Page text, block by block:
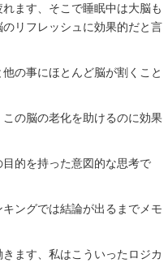
ます、そこで睡眠中は大脳も
リフレッシュに効果的だと言
の事にほとんど脳が割くこと
の脳の老化を助けるのに効果
的を持った意図的な思考で
ングでは結論が出るまでメモ
ます、私はこういったロジカ